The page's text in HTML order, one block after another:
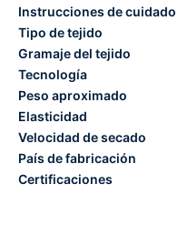
Instrucciones de cuidado
Tipo de tejido
Gramaje del tejido
Tecnología
Peso aproximado
Elasticidad
Velocidad de secado
País de fabricación
Certificaciones